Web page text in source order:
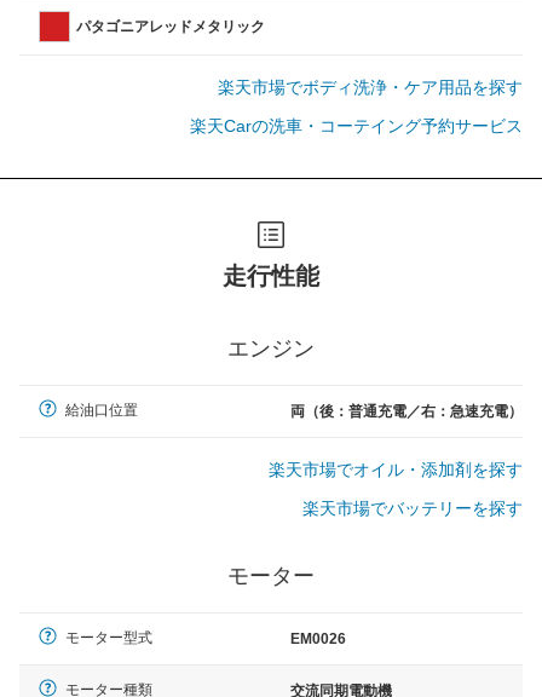
パタゴニアレッドメタリック
楽天市場でボディ洗浄・ケア用品を探す
楽天Carの洗車・コーテイング予約サービス
走行性能
エンジン
給油口位置 両（後：普通充電／右：急速充電）
楽天市場でオイル・添加剤を探す
楽天市場でバッテリーを探す
モーター
モーター型式 EM0026
モーター種類 交流同期電動機